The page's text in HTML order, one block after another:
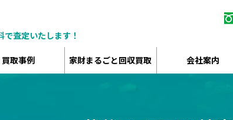
で査定いたします！
買取事例 家財まるごと回収買取 会社案内